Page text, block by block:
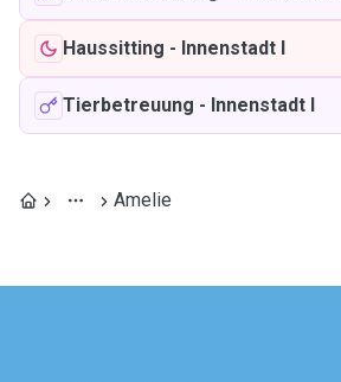
Haussitting - Innenstadt I
Tierbetreuung - Innenstadt I
Amelie